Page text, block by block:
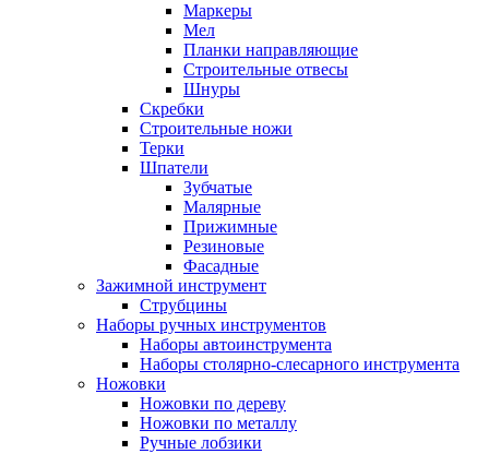
Маркеры
Мел
Планки направляющие
Строительные отвесы
Шнуры
Скребки
Строительные ножи
Терки
Шпатели
Зубчатые
Малярные
Прижимные
Резиновые
Фасадные
Зажимной инструмент
Струбцины
Наборы ручных инструментов
Наборы автоинструмента
Наборы столярно-слесарного инструмента
Ножовки
Ножовки по дереву
Ножовки по металлу
Ручные лобзики